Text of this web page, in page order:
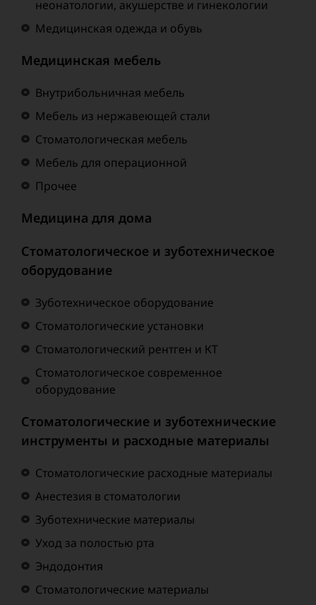
неонатологии, акушерстве и гинекологии
Медицинская одежда и обувь
Медицинская мебель
Внутрибольничная мебель
Мебель из нержавеющей стали
Стоматологическая мебель
Мебель для операционной
Прочее
Медицина для дома
Стоматологическое и зуботехническое
оборудование
Зуботехническое оборудование
Стоматологические установки
Стоматологический рентген и КТ
Стоматологическое современное
оборудование
Стоматологические и зуботехнические
инструменты и расходные материалы
Стоматологические расходные материалы
Анестезия в стоматологии
Зуботехнические материалы
Уход за полостью рта
Эндодонтия
Стоматологические материалы